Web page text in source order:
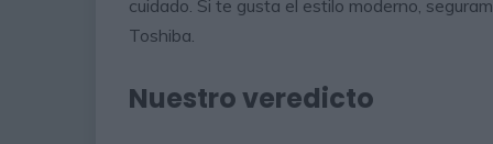
cuidado. Si te gusta el estilo moderno,
Toshiba.
Nuestro veredicto